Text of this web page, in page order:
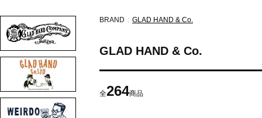
BRAND : GLAD HAND & Co.
GLAD HAND & Co.
全264商品